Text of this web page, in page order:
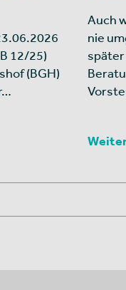
12/25)
(BGH)
Auch
nie